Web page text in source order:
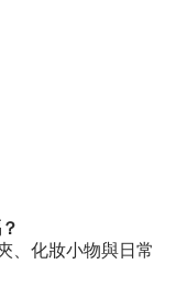
、化妝小物與日常